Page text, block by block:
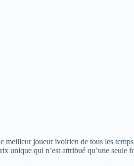
meilleur joueur ivoirien de tous les
unique qui n’est attribué qu’une seule